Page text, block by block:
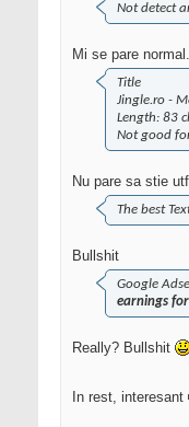
Not detect
Mi se pare
Title
Jingle.ro -
Length: 83
Not good
Nu pare sa stie
The best
Bullshit
Google
earnings
Really? Bullshit
In rest, interesant